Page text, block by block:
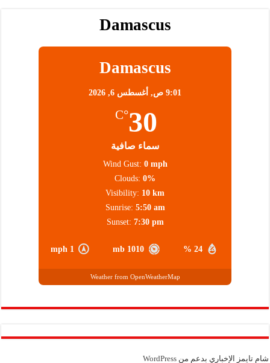
Damascus
Damascus
9:01 ص, أغسطس 6, 2026
30
°C
سماء صافية
24 %
1010 mb
1 mph
Wind Gust: 0 mph
Clouds: 0%
Visibility: 10 km
Sunrise: 5:50 am
Sunset: 7:30 pm
Weather from OpenWeatherMap
شام تايمز الإخباري بدعم منWordPress